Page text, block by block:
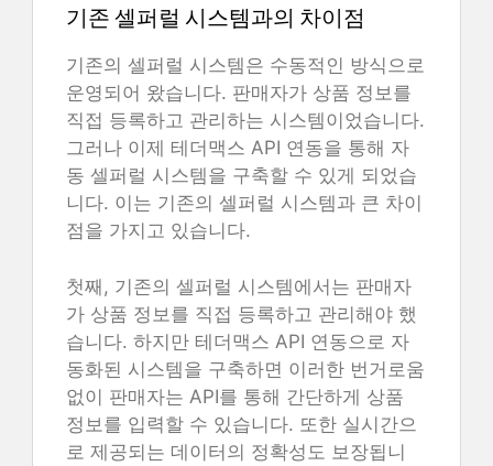
기존 셀퍼럴 시스템과의 차이점
기존의 셀퍼럴 시스템은 수동적인 방식으로
운영되어 왔습니다. 판매자가 상품 정보를
직접 등록하고 관리하는 시스템이었습니다.
그러나 이제 테더맥스 API 연동을 통해 자
동 셀퍼럴 시스템을 구축할 수 있게 되었습
니다. 이는 기존의 셀퍼럴 시스템과 큰 차이
점을 가지고 있습니다.
첫째, 기존의 셀퍼럴 시스템에서는 판매자
가 상품 정보를 직접 등록하고 관리해야 했
습니다. 하지만 테더맥스 API 연동으로 자
동화된 시스템을 구축하면 이러한 번거로움
없이 판매자는 API를 통해 간단하게 상품
정보를 입력할 수 있습니다. 또한 실시간으
로 제공되는 데이터의 정확성도 보장됩니